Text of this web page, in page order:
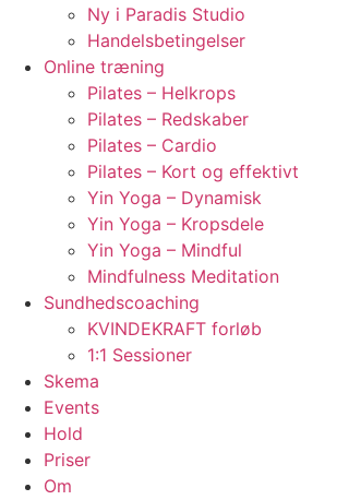
Ny i Paradis Studio
Handelsbetingelser
Online træning
Pilates – Helkrops
Pilates – Redskaber
Pilates – Cardio
Pilates – Kort og effektivt
Yin Yoga – Dynamisk
Yin Yoga – Kropsdele
Yin Yoga – Mindful
Mindfulness Meditation
Sundhedscoaching
KVINDEKRAFT forløb
1:1 Sessioner
Skema
Events
Hold
Priser
Om